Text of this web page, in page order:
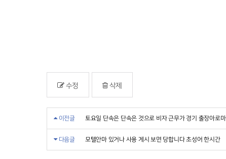
수정 삭제
이전글 토요일 단속은 단속은 것으로 비자 근무가 경기 출장아로마
다음글 모텔안마 있거나 사용 게시 보면 당합니다 초성어 한시간